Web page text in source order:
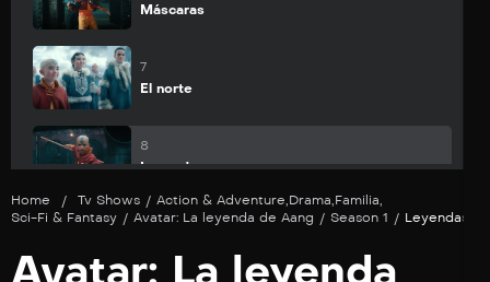
Máscaras
Suscribirse
7
El norte
Suscribirse
8
Leyendas
Home / Tv Shows / Action & Adventure Drama Familia
Sci-Fi & Fantasy / Avatar: La leyenda de Aang / Season 1 / Leyendas
Avatar: La leyenda